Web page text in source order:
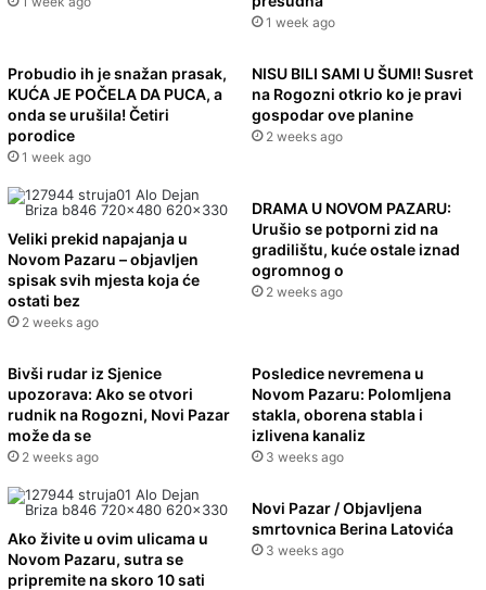
1 week ago
Probudio ih je snažan prasak,
KUĆA JE POČELA DA PUCA, a
onda se urušila! Četiri
porodice
1 week ago
NISU BILI SAMI U ŠUMI! Susret
na Rogozni otkrio ko je pravi
gospodar ove planine
2 weeks ago
Veliki prekid napajanja u
Novom Pazaru – objavljen
spisak svih mjesta koja će
ostati bez
2 weeks ago
DRAMA U NOVOM PAZARU:
Urušio se potporni zid na
gradilištu, kuće ostale iznad
ogromnog o
2 weeks ago
Bivši rudar iz Sjenice
upozorava: Ako se otvori
rudnik na Rogozni, Novi Pazar
može da se
2 weeks ago
Posledice nevremena u
Novom Pazaru: Polomljena
stakla, oborena stabla i
izlivena kanaliz
3 weeks ago
Ako živite u ovim ulicama u
Novom Pazaru, sutra se
pripremite na skoro 10 sati
Novi Pazar / Objavljena
smrtovnica Berina Latovića
3 weeks ago